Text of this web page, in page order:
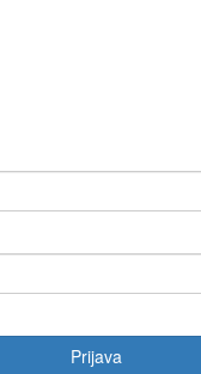
Prijava